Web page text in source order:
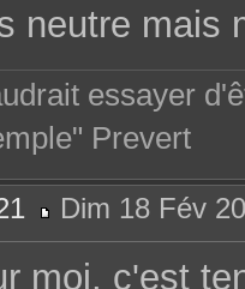
neutre mais
essayer
Prevert
e
s
Dim 18 Fév
moi, c'est